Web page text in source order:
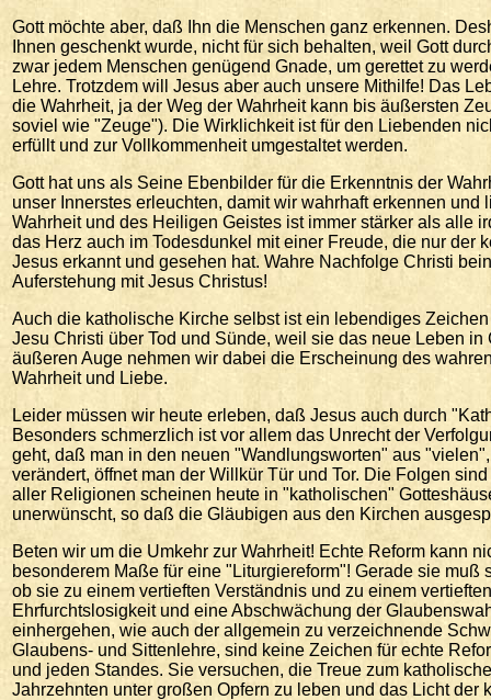
Gott möchte aber, daß Ihn die Menschen ganz erkennen.
Ihnen geschenkt wurde, nicht für sich behalten, weil Gott
zwar jedem Menschen genügend Gnade, um gerettet zu
Lehre. Trotzdem will Jesus aber auch unsere Mithilfe! Das
die Wahrheit, ja der Weg der Wahrheit kann bis äußersten
soviel wie "Zeuge"). Die Wirklichkeit ist für den Liebenden
erfüllt und zur Vollkommenheit umgestaltet werden.
Gott hat uns als Seine Ebenbilder für die Erkenntnis der
unser Innerstes erleuchten, damit wir wahrhaft erkennen
Wahrheit und des Heiligen Geistes ist immer stärker als alle
das Herz auch im Todesdunkel mit einer Freude, die nur der
Jesus erkannt und gesehen hat. Wahre Nachfolge Christi
Auferstehung mit Jesus Christus!
Auch die katholische Kirche selbst ist ein lebendiges
Jesu Christi über Tod und Sünde, weil sie das neue Leben
äußeren Auge nehmen wir dabei die Erscheinung des
Wahrheit und Liebe.
Leider müssen wir heute erleben, daß Jesus auch durch
Besonders schmerzlich ist vor allem das Unrecht der
geht, daß man in den neuen "Wandlungsworten" aus
verändert, öffnet man der Willkür Tür und Tor. Die Folgen
aller Religionen scheinen heute in "katholischen"
unerwünscht, so daß die Gläubigen aus den Kirchen
Beten wir um die Umkehr zur Wahrheit! Echte Reform kann
besonderem Maße für eine "Liturgiereform"! Gerade sie
ob sie zu einem vertieften Verständnis und zu einem
Ehrfurchtslosigkeit und eine Abschwächung der
einhergehen, wie auch der allgemein zu verzeichnende
Glaubens- und Sittenlehre, sind keine Zeichen für echte
und jeden Standes. Sie versuchen, die Treue zum
Jahrzehnten unter großen Opfern zu leben und das Licht der